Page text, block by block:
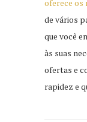
oferece os
de vários
que você
às suas
ofertas e
rapidez e